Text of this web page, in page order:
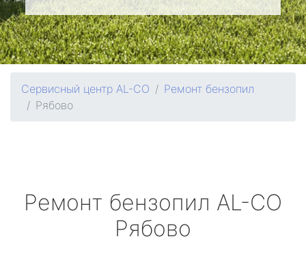
Сервисный центр AL-CO
Ремонт бензопил
Рябово
Ремонт бензопил AL-CO
Рябово